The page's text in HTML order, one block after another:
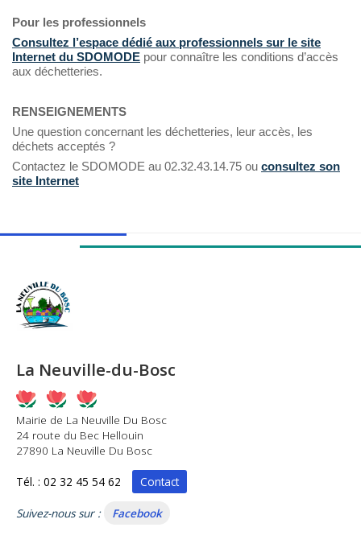
Pour les professionnels
Consultez l’espace dédié aux professionnels sur le site
Internet du SDOMODE pour connaître les conditions d’accès
aux déchetteries.
RENSEIGNEMENTS
Une question concernant les déchetteries, leur accès, les
déchets acceptés ?
Contactez le SDOMODE au 02.32.43.14.75 ou consultez son
site Internet
La Neuville-du-Bosc
Mairie de La Neuville Du Bosc
24 route du Bec Hellouin
27890 La Neuville Du Bosc
Tél. : 02 32 45 54 62 Contact
Suivez-nous sur : Facebook